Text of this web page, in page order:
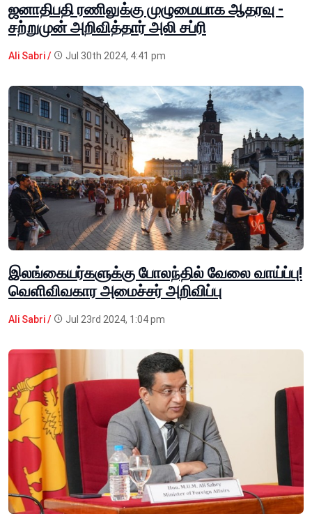
ஜனாதிபதி ரணிலுக்கு முழுமையாக ஆதரவு -
சற்றுமுன் அறிவித்தார் அலி சப்ரி
Ali Sabri / Jul 30th 2024, 4:41 pm
இலங்கையர்களுக்கு போலந்தில் வேலை வாய்ப்பு!
வெளிவிவகார அமைச்சர் அறிவிப்பு
Ali Sabri / Jul 23rd 2024, 1:04 pm